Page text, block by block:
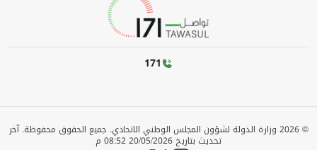
171
©
2026 وزارة الدولة لشؤون المجلس الوطني الاتحادي. جميع الحقوق محفوظة.آخر
تحديث بتاريخ 20/05/2026 08:52 م